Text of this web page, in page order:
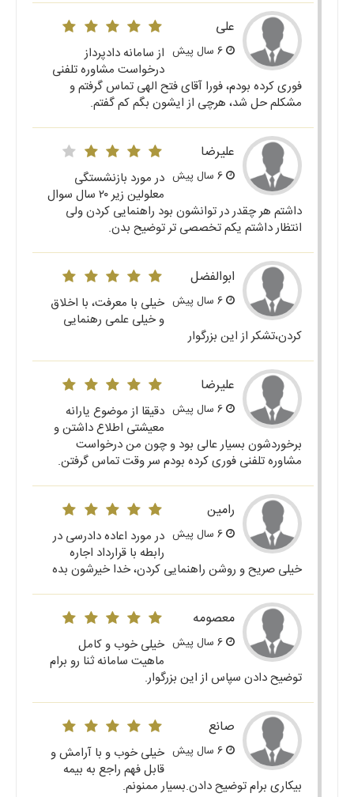
علی
از سامانه دادپرداز
درخواست مشاوره تلفنی
فوری کرده بودم، فورا آقای فتح الهی تماس گرفتم و
مشکلم حل شد، هرچی از ایشون بگم کم گفتم.
علیرضا
در مورد بازنشستگی
معلولین زیر ۲۰ سال سوال
داشتم هر چقدر در توانشون بود راهنمایی کردن ولی
انتظار داشتم یکم تخصصی تر توضیح بدن.
ابوالفضل
خیلی با معرفت، با اخلاق
و خیلی علمی رهنمایی
کردن،تشکر از این بزرگوار
علیرضا
دقیقا از موضوع یارانه
معیشتی اطلاع داشتن و
برخوردشون بسیار عالی بود و چون من درخواست
مشاوره تلفنی فوری کرده بودم سر وقت تماس گرفتن.
رامین
در مورد اعاده دادرسی در
رابطه با قرارداد اجاره
خیلی صریح و روشن راهنمایی کردن، خدا خیرشون بده
معصومه
خیلی خوب و کامل
ماهیت سامانه ثنا رو برام
توضیح دادن سپاس از این بزرگوار.
صانع
خیلی خوب و با آرامش و
قابل فهم راجع به بیمه
بیکاری برام توضیح دادن.بسیار ممنونم.